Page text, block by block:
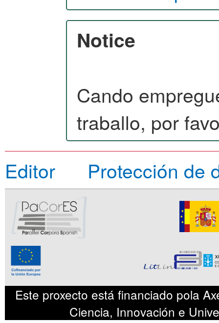
Notice
Cando
traballo, por
Editor
Protección de
Este proxecto está financiado pola
Ciencia, Innovación e